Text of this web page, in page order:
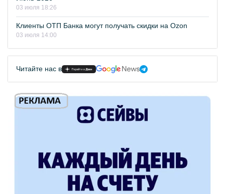
03 июля 18:26
Клиенты ОТП Банка могут получать скидки на Ozon
03 июля 14:00
Читайте нас в